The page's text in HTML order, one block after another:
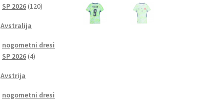
SP 2026 120120
Avstralija
nogometni dresi
SP 2026 44
Avstrija
nogometni dresi